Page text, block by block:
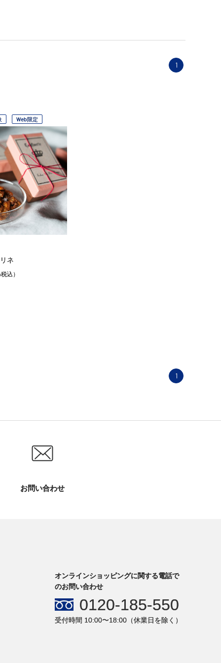
1
Web限定
ネ
込）
1
お問い合わせ
オンラインショッピングに関する電話で
のお問い合わせ
0120-185-550
受付時間 10:00〜18:00（休業日を除く）